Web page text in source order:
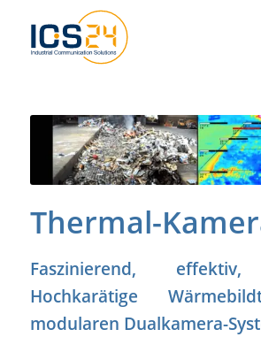
Thermal-
Faszinierend, effektiv,
Hochkarätige
modularen Dualkamera-